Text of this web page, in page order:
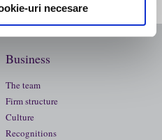
uri necesare
Business
The team
Firm structure
Culture
Recognitions